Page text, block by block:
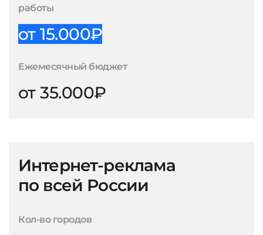
работы
от 15.000₽
Ежемесячный бюджет
от 35.000₽
Интернет-реклама
по всей России
Кол-во городов